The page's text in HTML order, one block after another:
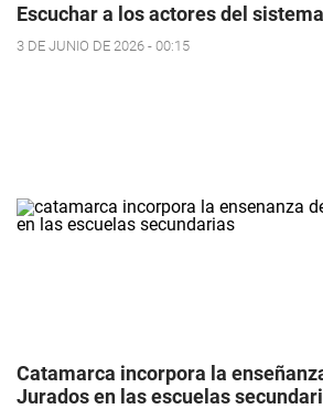
Escuchar a los actores del
3 DE JUNIO DE 2026 - 00:15
Catamarca incorpora la
Jurados en las escuelas